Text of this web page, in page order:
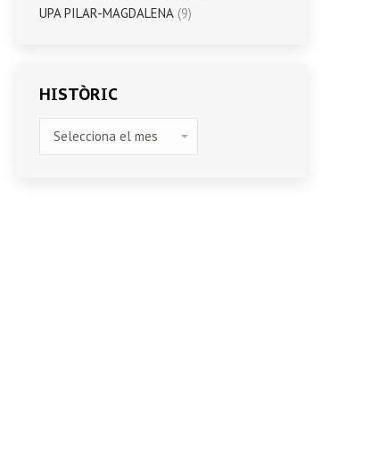
UPA PILAR-MAGDALENA (9)
HISTÒRIC